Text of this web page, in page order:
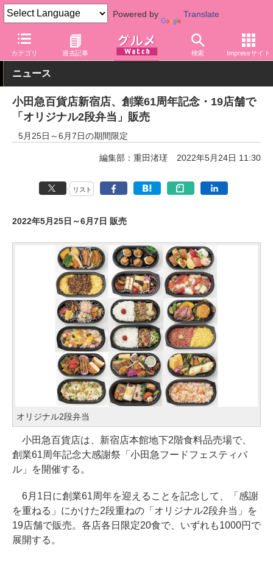
Powered by Translate
カテゴリ 過去記事 検索 Impressサイト
グルメ Watch 食品 弁当・惣菜
ニュース
小田急百貨店新宿店、創業61周年記念・19店舗で
「オリジナル2段弁当」販売
5月25日～6月7日の期間限定
編集部：重田渚瑳 2022年5月24日 11:30
リスト
2022年5月25日～6月7日 販売
オリジナル2段弁当
小田急百貨店は、新宿店本館地下2階食料品売場で、
創業61周年記念大感謝祭「小田急フードフェスティバ
ル」を開催する。
6月1日に創業61周年を迎えることを記念して、「感謝
を重ねる」にかけた2段重ねの「オリジナル2段弁当」を
19店舗で販売。各店各日限定20食で、いずれも1000円で
展開する。